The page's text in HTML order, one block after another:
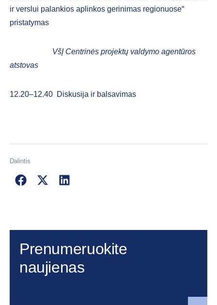
ir verslui palankios aplinkos gerinimas regionuose“
pristatymas
VšĮ Centrinės projektų valdymo agentūros
atstovas
12.20–12.40 Diskusija ir balsavimas
Dalintis
Prenumeruokite
naujienas